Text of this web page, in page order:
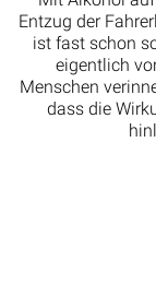
Entzug der
ist fast schon
eigentlich
Menschen
dass die